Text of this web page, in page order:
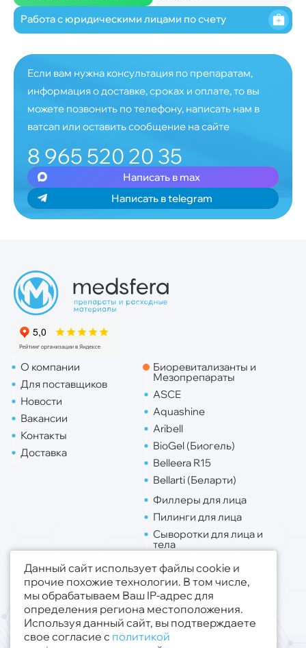
Работа с юридическими лицами по счету
Если вам нужна консультация по препаратам,
информация о доставке, сроках и оплате, то вы
можете позвонить по телефону, написать нам в
ватсап или оставить сообщение на сайте
8 965 520 20 35
Написать в max
Написать в telegram
О компании
Для поставщиков
Новости
Вакансии
Контакты
Доставка
Биоревитализанты и
Мезопрепараты
ASCE
Aquashine
Aribell
BioGel (Биогель)
Belleera R15
Bellarti (Беларти)
Филлеры для лица
Пилинги для лица
Сыворотки для лица и
тела
Липо. для лица
Липо. для тела
Публичная оферта
Политика конфиденциальности
© 2019 - 2026 ООО «Медсфера Трейд»
Данный сайт использует файлы cookie и
прочие похожие технологии. В том числе,
мы обрабатываем Ваш IP-адрес для
определения региона местоположения.
Используя данный сайт, вы подтверждаете
свое согласие с политикой